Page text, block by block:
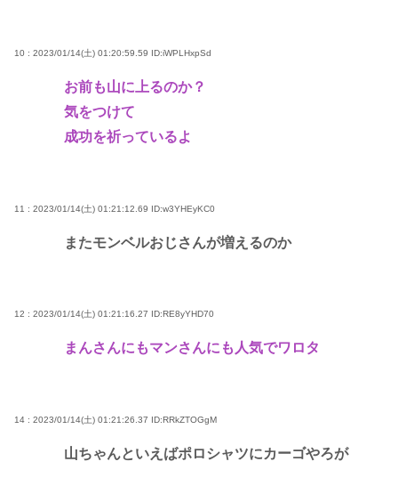
10 : 2023/01/14(土) 01:20:59.59 ID:iWPLHxpSd
お前も山に上るのか？
気をつけて
成功を祈っているよ
11 : 2023/01/14(土) 01:21:12.69 ID:w3YHEyKC0
またモンベルおじさんが増えるのか
12 : 2023/01/14(土) 01:21:16.27 ID:RE8yYHD70
まんさんにもマンさんにも人気でワロタ
14 : 2023/01/14(土) 01:21:26.37 ID:RRkZTOGgM
山ちゃんといえばポロシャツにカーゴやろが